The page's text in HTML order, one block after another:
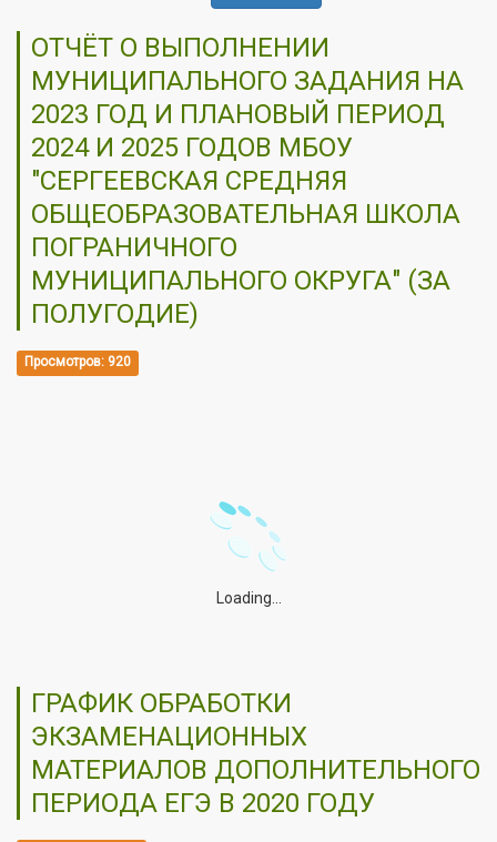
ОТЧЁТ О ВЫПОЛНЕНИИ
МУНИЦИПАЛЬНОГО ЗАДАНИЯ НА
2023 ГОД И ПЛАНОВЫЙ ПЕРИОД
2024 И 2025 ГОДОВ МБОУ
"СЕРГЕЕВСКАЯ СРЕДНЯЯ
ОБЩЕОБРАЗОВАТЕЛЬНАЯ ШКОЛА
ПОГРАНИЧНОГО
МУНИЦИПАЛЬНОГО ОКРУГА" (ЗА
ПОЛУГОДИЕ)
Просмотров: 920
Loading...
ГРАФИК ОБРАБОТКИ
ЭКЗАМЕНАЦИОННЫХ
МАТЕРИАЛОВ ДОПОЛНИТЕЛЬНОГО
ПЕРИОДА ЕГЭ В 2020 ГОДУ